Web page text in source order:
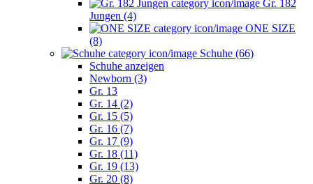
Gr. 182
Jungen (4)
ONE SIZE
(8)
Schuhe (66)
Schuhe anzeigen
Newborn (3)
Gr. 13
Gr. 14 (2)
Gr. 15 (5)
Gr. 16 (7)
Gr. 17 (9)
Gr. 18 (11)
Gr. 19 (13)
Gr. 20 (8)